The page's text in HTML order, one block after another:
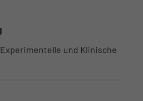
und Klinische